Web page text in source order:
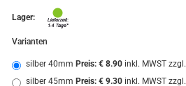
Lager:
Varianten
silber 40mm Preis: € 8.90 inkl. MWST zzgl.
silber 45mm Preis: € 9.30 inkl. MWST zzgl.